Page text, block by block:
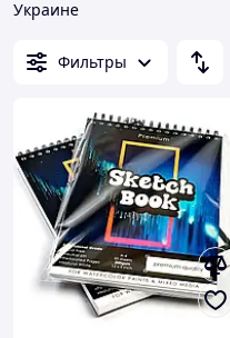
Украине
Фильтры